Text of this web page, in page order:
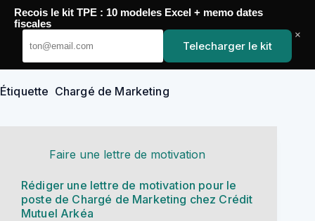
Passer
contenu
YoupiJobs
Étiquette Chargé de Marketing
Faire une lettre de motivation
Rédiger une lettre de motivation pour le
poste de Chargé de Marketing chez Crédit
Mutuel Arkéa
Recois le kit TPE : 10 modeles Excel + memo dates
fiscales
Telecharger le kit
×